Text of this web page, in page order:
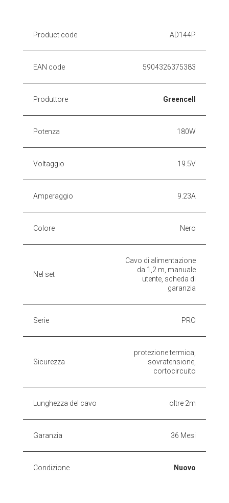
Product code AD144P
EAN code 5904326375383
Produttore Greencell
Potenza 180W
Voltaggio 19.5V
Amperaggio 9.23A
Colore Nero
Nel set
Cavo di alimentazione
da 1,2 m, manuale
utente, scheda di
garanzia
Serie PRO
Sicurezza
protezione termica,
sovratensione,
cortocircuito
Lunghezza del cavo oltre 2m
Garanzia 36 Mesi
Condizione Nuovo